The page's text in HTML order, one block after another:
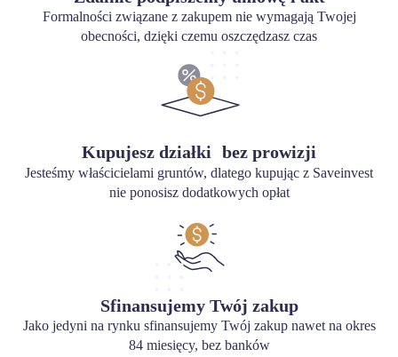
Formalności związane z zakupem nie wymagają Twojej
obecności, dzięki czemu oszczędzasz czas
Kupujesz działki bez prowizji
Jesteśmy właścicielami gruntów, dlatego kupując z Saveinvest
nie ponosisz dodatkowych opłat
Sfinansujemy Twój zakup
Jako jedyni na rynku sfinansujemy Twój zakup nawet na okres
84 miesięcy, bez banków